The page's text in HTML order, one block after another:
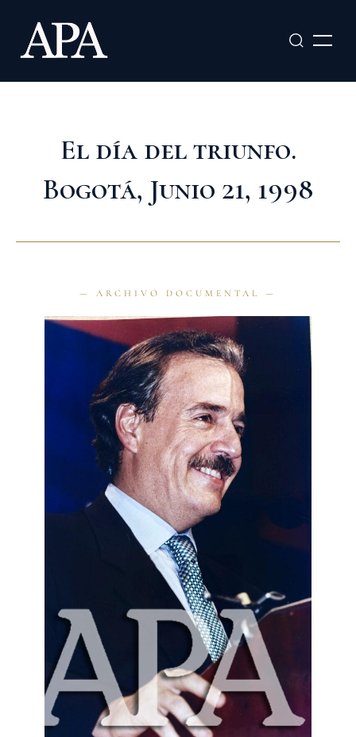
contenido
El día del triunfo.
Bogotá, Junio 21, 1998